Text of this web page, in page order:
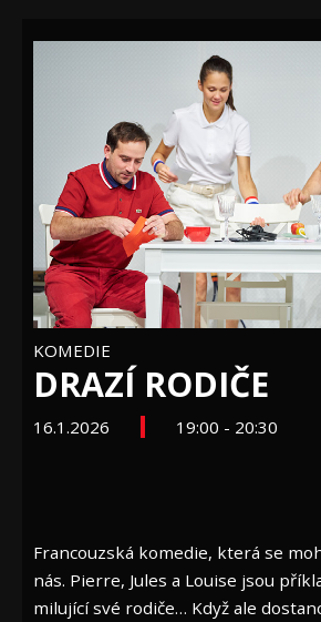
KOMEDIE
DRAZÍ RODIČE
16.1.2026 19:00 - 20:30
Francouzská komedie, která se
nás. Pierre, Jules a Louise jsou
milující své rodiče… Když ale